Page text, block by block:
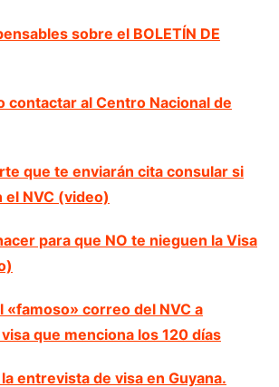
sobre el BOLETÍN DE
contactar al Centro Nacional de
que te enviarán cita consular si
el NVC (video)
para que NO te nieguen la Visa
«famoso» correo del NVC a
que menciona los 120 días
entrevista de visa en Guyana.